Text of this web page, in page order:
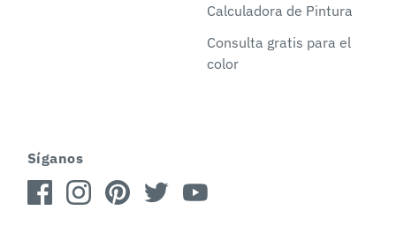
Calculadora de Pintura
Consulta gratis para el
color
Síganos